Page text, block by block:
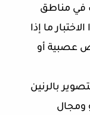
في مناطق
ما إذا
عصبية أو
بالرنين
ومجال